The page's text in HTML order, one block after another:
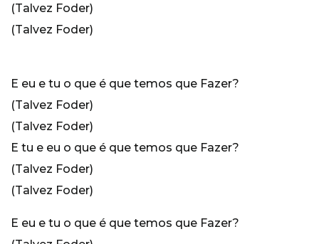
(Talvez Foder)
(Talvez Foder)
E eu e tu o que é que temos que Fazer?
(Talvez Foder)
(Talvez Foder)
E tu e eu o que é que temos que Fazer?
(Talvez Foder)
(Talvez Foder)
E eu e tu o que é que temos que Fazer?